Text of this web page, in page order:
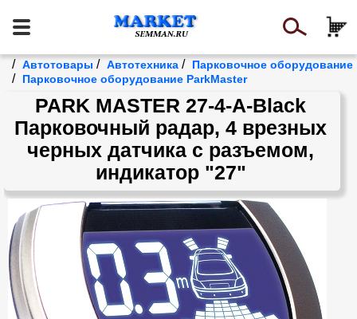
/ Автотовары / Автотехника / Парковочное оборудование
/ Парковочное оборудование ParkMaster
PARK MASTER 27-4-A-Black
Парковочный радар, 4 врезных
черных датчика с разъемом,
индикатор "27"